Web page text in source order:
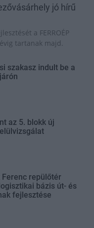
jó hírű
a FERROÉP
tartanak majd.
szakasz indult be a
az 5. blokk új
repülőtér
bázis út- és
fejlesztése